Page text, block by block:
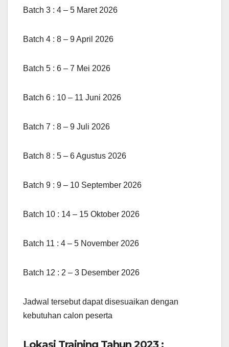
Batch 3 : 4 – 5 Maret 2026
Batch 4 : 8 – 9 April 2026
Batch 5 : 6 – 7 Mei 2026
Batch 6 : 10 – 11 Juni 2026
Batch 7 : 8 – 9 Juli 2026
Batch 8 : 5 – 6 Agustus 2026
Batch 9 : 9 – 10 September 2026
Batch 10 : 14 – 15 Oktober 2026
Batch 11 : 4 – 5 November 2026
Batch 12 : 2 – 3 Desember 2026
Jadwal tersebut dapat disesuaikan dengan
kebutuhan calon peserta
Lokasi Training Tahun 2023 :